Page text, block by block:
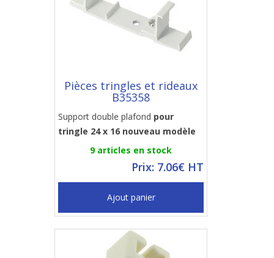
Pièces tringles et rideaux
B35358
Support double plafond pour
tringle 24 x 16 nouveau modèle
9 articles en stock
Prix: 7.06€ HT
Ajout panier